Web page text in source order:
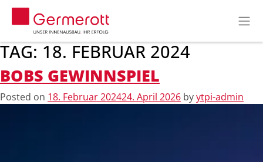
TAG: 18. FEBRUAR 2024
BOBS GEWINNSPIEL
Posted on 18. Februar 202424. April 2026 byytpi-admin